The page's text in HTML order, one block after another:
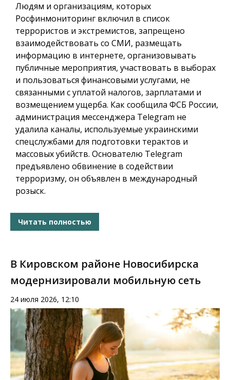
Людям и организациям, которых
Росфинмониторинг включил в список
террористов и экстремистов, запрещено
взаимодействовать со СМИ, размещать
информацию в интернете, организовывать
публичные мероприятия, участвовать в выборах
и пользоваться финансовыми услугами, не
связанными с уплатой налогов, зарплатами и
возмещением ущерба. Как сообщила ФСБ России,
администрация мессенджера Telegram не
удалила каналы, используемые украинскими
спецслужбами для подготовки терактов и
массовых убийств. Основателю Telegram
предъявлено обвинение в содействии
терроризму, он объявлен в международный
розыск.
Читать полностью
В Кировском районе Новосибирска
модернизировали мобильную сеть
24 июля 2026, 12:10